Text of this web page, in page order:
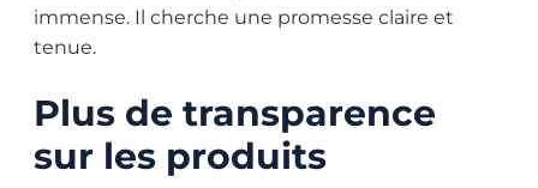
immense. Il cherche une promesse claire et
tenue.
Plus de transparence
sur les produits